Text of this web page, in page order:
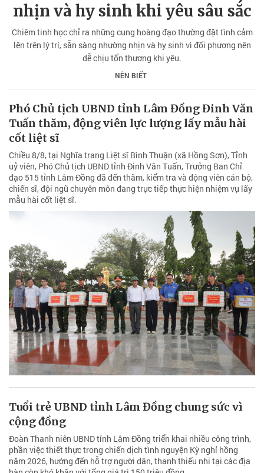
nhịn và hy sinh khi yêu sâu sắc
Chiêm tinh học chỉ ra những cung hoàng đạo thường đặt tình cảm
lên trên lý trí, sẵn sàng nhường nhịn và hy sinh vì đối phương nên
dễ chịu tổn thương khi yêu.
NÊN BIẾT
Phó Chủ tịch UBND tỉnh Lâm Đồng Đinh Văn
Tuấn thăm, động viên lực lượng lấy mẫu hài
cốt liệt sĩ
Chiều 8/8, tại Nghĩa trang Liệt sĩ Bình Thuận (xã Hồng Sơn), Tỉnh
uỷ viên, Phó Chủ tịch UBND tỉnh Đinh Văn Tuấn, Trưởng Ban Chỉ
đạo 515 tỉnh Lâm Đồng đã đến thăm, kiểm tra và động viên cán bộ,
chiến sĩ, đội ngũ chuyên môn đang trực tiếp thực hiện nhiệm vụ lấy
mẫu hài cốt liệt sĩ.
Tuổi trẻ UBND tỉnh Lâm Đồng chung sức vì
cộng đồng
Đoàn Thanh niên UBND tỉnh Lâm Đồng triển khai nhiều công trình,
phần việc thiết thực trong chiến dịch tình nguyện Kỳ nghỉ hồng
năm 2026, hướng đến hỗ trợ người dân, thanh thiếu nhi tại các địa